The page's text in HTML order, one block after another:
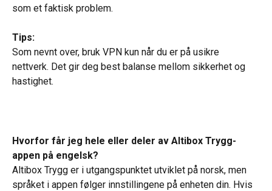
som et faktisk problem.
Tips:
Som nevnt over, bruk VPN kun når du er på usikre
nettverk. Det gir deg best balanse mellom sikkerhet og
hastighet.
Hvorfor får jeg hele eller deler av Altibox Trygg-
appen på engelsk?
Altibox Trygg er i utgangspunktet utviklet på norsk, men
språket i appen følger innstillingene på enheten din. Hvis